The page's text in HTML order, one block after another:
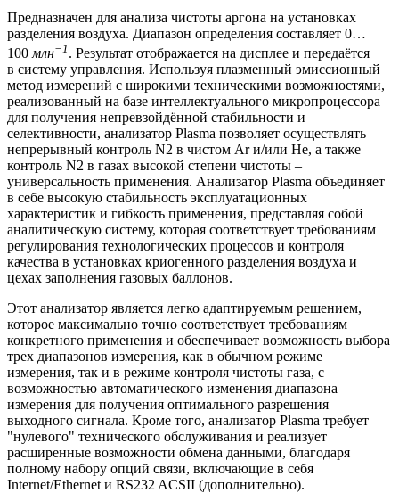
Предназначен для анализа чистоты аргона на установках
разделения воздуха. Диапазон определения составляет 0…
100 млн−1 . Результат отображается на дисплее и передаётся
в систему управления. Используя плазменный эмиссионный
метод измерений с широкими техническими возможностями,
реализованный на базе интеллектуального микропроцессора
для получения непревзойдённой стабильности и
селективности, анализатор Plasma позволяет осуществлять
непрерывный контроль N2 в чистом Ar и/или He, а также
контроль N2 в газах высокой степени чистоты –
универсальность применения. Анализатор Plasma объединяет
в себе высокую стабильность эксплуатационных
характеристик и гибкость применения, представляя собой
аналитическую систему, которая соответствует требованиям
регулирования технологических процессов и контроля
качества в установках криогенного разделения воздуха и
цехах заполнения газовых баллонов.
Этот анализатор является легко адаптируемым решением,
которое максимально точно соответствует требованиям
конкретного применения и обеспечивает возможность выбора
трех диапазонов измерения, как в обычном режиме
измерения, так и в режиме контроля чистоты газа, с
возможностью автоматического изменения диапазона
измерения для получения оптимального разрешения
выходного сигнала. Кроме того, анализатор Plasma требует
"нулевого" технического обслуживания и реализует
расширенные возможности обмена данными, благодаря
полному набору опций связи, включающие в себя
Internet/Ethernet и RS232 ACSII (дополнительно).